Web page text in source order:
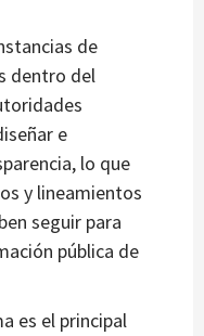
de
dentro del
e
lo que
y lineamientos
seguir para
pública de
es el principal